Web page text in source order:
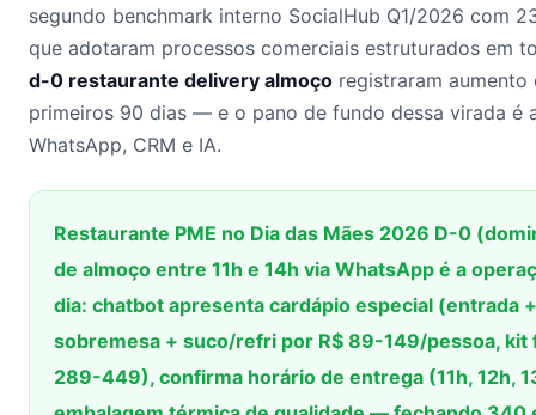
segundo benchmark interno SocialHub Q1/2026 com
que adotaram processos comerciais estruturados em
d-0 restaurante delivery almoço registraram
primeiros 90 dias — e o pano de fundo dessa virada é
WhatsApp, CRM e IA.
Restaurante PME no Dia das Mães 2026 D-0
de almoço entre 11h e 14h via WhatsApp é a
dia: chatbot apresenta cardápio especial (entrada
sobremesa + suco/refri por R$ 89-149/pessoa, kit
289-449), confirma horário de entrega (11h, 12h,